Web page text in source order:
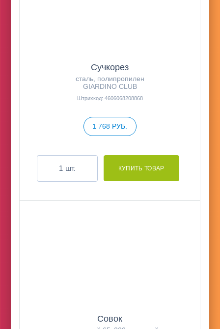
Сучкорез
сталь, полипропилен
GIARDINO CLUB
Штрихкод: 4606068208868
1 768 РУБ.
шт.
Совок